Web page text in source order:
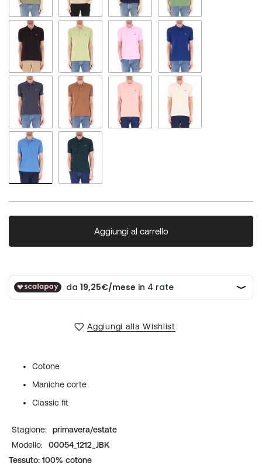
Aggiungi al carrello
Aggiungi alla Wishlist
Cotone
Maniche corte
Classic fit
Maggiori
Informazioni
primavera/estate
00054_1212_JBK
Tessuto: 100% cotone